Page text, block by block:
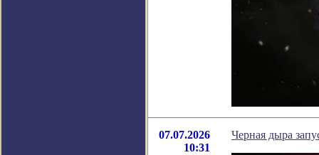
07.07.2026
10:31
Черная дыра